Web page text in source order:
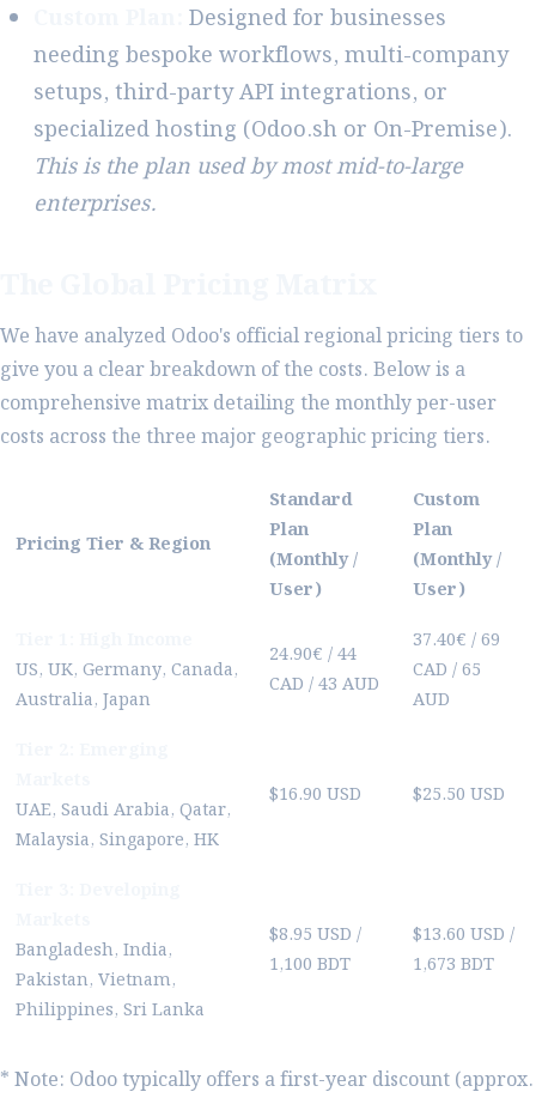
Designed for businesses
needing bespoke workflows, multi-company
setups, third-party API integrations, or
specialized hosting (Odoo.sh or On-Premise).
This is the plan used by most mid-to-large
enterprises.
We have analyzed Odoo's official regional pricing tiers to
give you a clear breakdown of the costs. Below is a
comprehensive matrix detailing the monthly per-user
costs across the three major geographic pricing tiers.
Pricing Tier & Region
Standard
Plan
(Monthly /
User)
Custom
Plan
(Monthly /
User)
US, UK, Germany, Canada,
Australia, Japan
24.90€ / 44
CAD / 43 AUD
37.40€ / 69
CAD / 65
AUD
UAE, Saudi Arabia, Qatar,
Malaysia, Singapore, HK
$16.90 USD $25.50 USD
Bangladesh, India,
Pakistan, Vietnam,
Philippines, Sri Lanka
$8.95 USD /
1,100 BDT
$13.60 USD /
1,673 BDT
* Note: Odoo typically offers a first-year discount (approx.